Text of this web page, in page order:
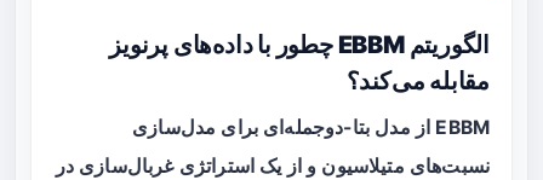
الگوریتم EBBM چطور با داده‌های پرنویز
مقابله می‌کند؟
EBBM از مدل بتا-دوجمله‌ای برای مدل‌سازی
نسبت‌های متیلاسیون و از یک استراتژی غربال‌سازی در